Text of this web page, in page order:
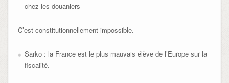
chez les douaniers
C’est constitutionnellement impossible.
Sarko : la France est le plus mauvais élève de l’Europe sur la
fiscalité.